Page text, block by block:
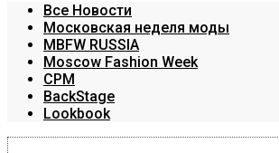
Все Новости
Московская неделя моды
MBFW RUSSIA
Moscow Fashion Week
CPM
BackStage
Lookbook